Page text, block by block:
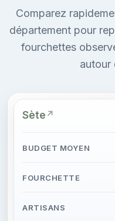
Comparez
département pour
fourchettes
autour
Sète